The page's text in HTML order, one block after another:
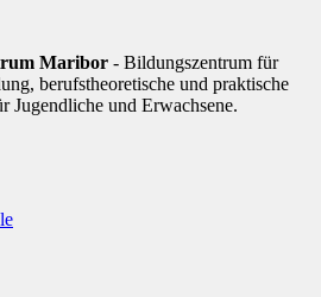
Maribor - Bildungszentrum für
berufstheoretische und praktische
und Erwachsene.